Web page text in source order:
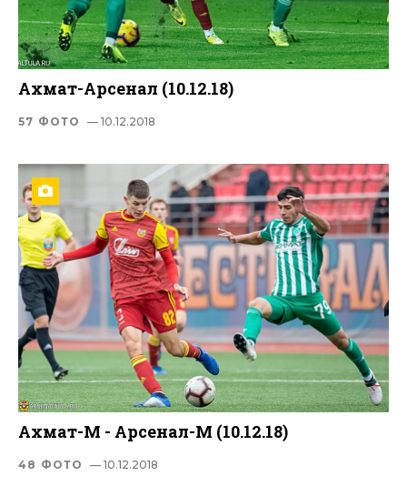
Ахмат-Арсенал (10.12.18)
57 ФОТО — 10.12.2018
Ахмат-М - Арсенал-М (10.12.18)
48 ФОТО — 10.12.2018